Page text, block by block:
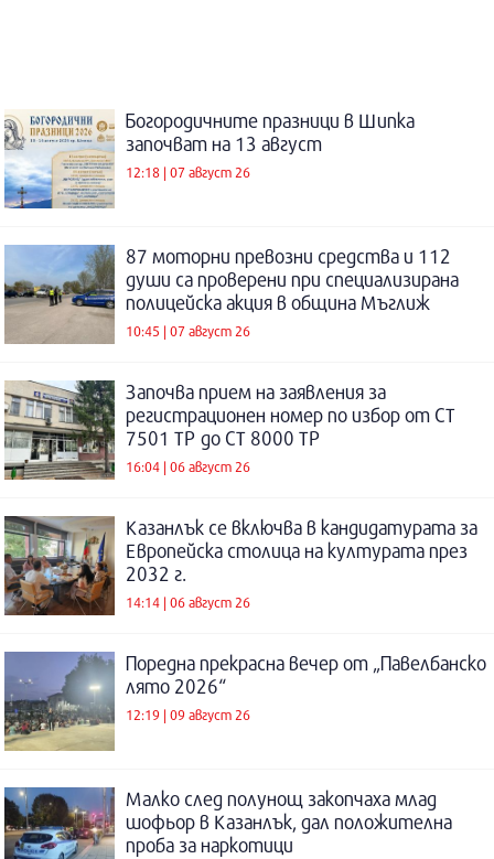
Богородичните празници в Шипка
започват на 13 август
12:18 | 07 август 26
87 моторни превозни средства и 112
души са проверени при специализирана
полицейска акция в община Мъглиж
10:45 | 07 август 26
Започва прием на заявления за
регистрационен номер по избор от СТ
7501 ТР до СТ 8000 ТР
16:04 | 06 август 26
Казанлък се включва в кандидатурата за
Европейска столица на културата през
2032 г.
14:14 | 06 август 26
Поредна прекрасна вечер от „Павелбанско
лято 2026“
12:19 | 09 август 26
Малко след полунощ закопчаха млад
шофьор в Казанлък, дал положителна
проба за наркотици